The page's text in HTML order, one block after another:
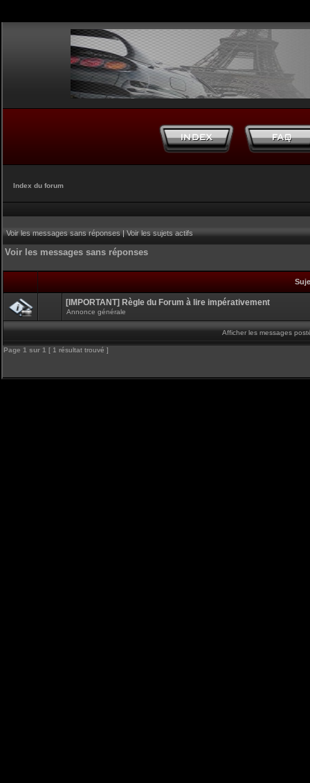
Index du forum
Voir les messages sans réponses|Voir les sujets actifs
Voir les messages sans réponses
[IMPORTANT] Règle du Forum à lire impérativement
Annonce générale
Afficher les messages
Page 1 sur 1 [ 1 résultat trouvé ]